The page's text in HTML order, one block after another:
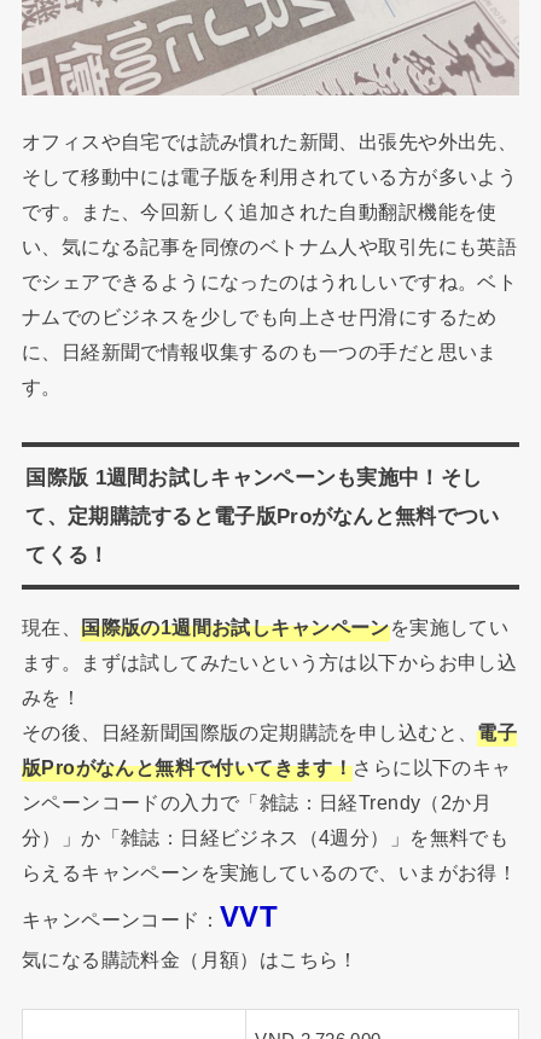
オフィスや自宅では読み慣れた新聞、出張先や外出先、
そして移動中には電子版を利用されている方が多いよう
です。また、今回新しく追加された自動翻訳機能を使
い、気になる記事を同僚のベトナム人や取引先にも英語
でシェアできるようになったのはうれしいですね。ベト
ナムでのビジネスを少しでも向上させ円滑にするため
に、日経新聞で情報収集するのも一つの手だと思いま
す。
国際版 1週間お試しキャンペーンも実施中！そし
て、定期購読すると電子版Proがなんと無料でつい
てくる！
現在、国際版の1週間お試しキャンペーンを実施してい
ます。まずは試してみたいという方は以下からお申し込
みを！
その後、日経新聞国際版の定期購読を申し込むと、電子
版Proがなんと無料で付いてきます！さらに以下のキャ
ンペーンコードの入力で「雑誌：日経Trendy（2か月
分）」か「雑誌：日経ビジネス（4週分）」を無料でも
らえるキャンペーンを実施しているので、いまがお得！
キャンペーンコード： VVT
気になる購読料金（月額）はこちら！